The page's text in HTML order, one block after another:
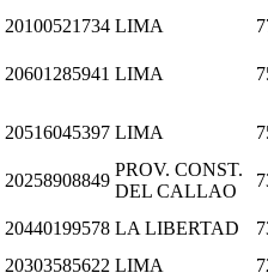
20100521734 LIMA
20601285941 LIMA
20516045397 LIMA
20258908849
PROV. CONST.
DEL CALLAO
20440199578 LA LIBERTAD
20303585622 LIMA